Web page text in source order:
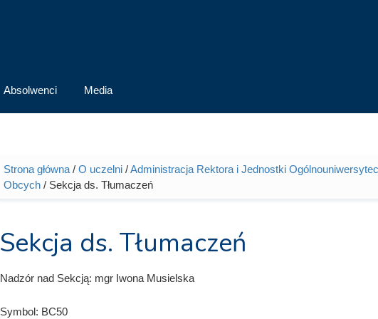
Absolwenci Media
Jesteś tutaj
Strona główna/ O uczelni/Administracja Rektora i Jednostki
Obcych/ Sekcja ds. Tłumaczeń
Sekcja ds. Tłumaczeń
Nadzór nad Sekcją: mgr Iwona Musielska
Symbol: BC50